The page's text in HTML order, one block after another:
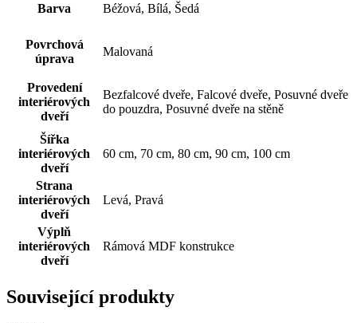
Barva Béžová, Bílá, Šedá
Povrchová
úprava
Malovaná
Provedení
interiérových
dveří
Bezfalcové dveře, Falcové dveře, Posuvné dveře
do pouzdra, Posuvné dveře na stěně
Šířka
interiérových
dveří
60 cm, 70 cm, 80 cm, 90 cm, 100 cm
Strana
interiérových
dveří
Levá, Pravá
Výplň
interiérových
dveří
Rámová MDF konstrukce
Související produkty